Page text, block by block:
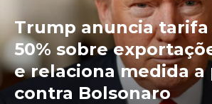
Trump anuncia tarifa
50% sobre
e relaciona medida a
contra Bolsonaro